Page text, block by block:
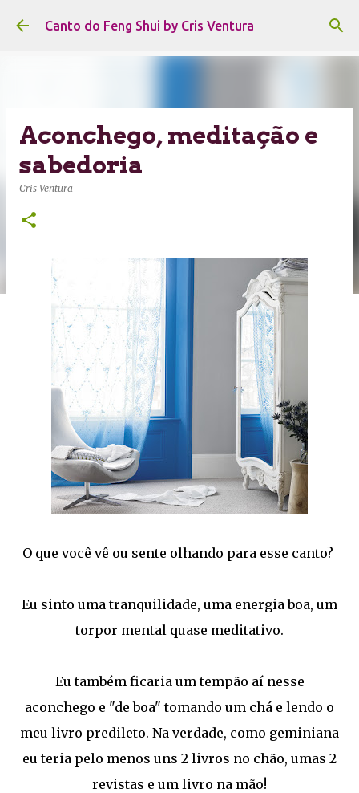
Pular para o conteúdo principal
Canto do Feng Shui by Cris Ventura
Aconchego, meditação e
sabedoria
Cris Ventura
O que você vê ou sente olhando para esse canto?
Eu sinto uma tranquilidade, uma energia boa, um
torpor mental quase meditativo.
Eu também ficaria um tempão aí nesse
aconchego e "de boa" tomando um chá e lendo o
meu livro predileto. Na verdade, como geminiana
eu teria pelo menos uns 2 livros no chão, umas 2
revistas e um livro na mão!